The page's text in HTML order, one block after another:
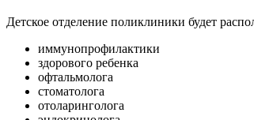
Детское отделение поликлиники будет
иммунопрофилактики
здорового ребенка
офтальмолога
стоматолога
отоларинголога